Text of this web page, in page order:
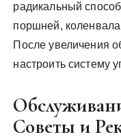
радикальный
поршней, коленвала
После увеличения
настроить систему
Советы и